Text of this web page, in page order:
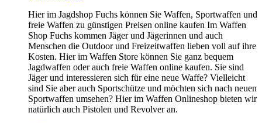
Hier im Jagdshop Fuchs können Sie Waffen, Sportwaffen und
freie Waffen zu günstigen Preisen online kaufen Im Waffen
Shop Fuchs kommen Jäger und Jägerinnen und auch
Menschen die Outdoor und Freizeitwaffen lieben voll auf ihre
Kosten. Hier im Waffen Store können Sie ganz bequem
Jagdwaffen oder auch freie Waffen online kaufen. Sie sind
Jäger und interessieren sich für eine neue Waffe? Vielleicht
sind Sie aber auch Sportschütze und möchten sich nach neuen
Sportwaffen umsehen? Hier im Waffen Onlineshop bieten wir
natürlich auch Pistolen und Revolver an.